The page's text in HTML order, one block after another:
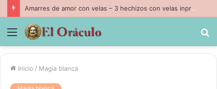
Amarres de amor con velas – 3 hechizos con velas inpresindibles con magia negra
Menú
Inicio / Magia blanca